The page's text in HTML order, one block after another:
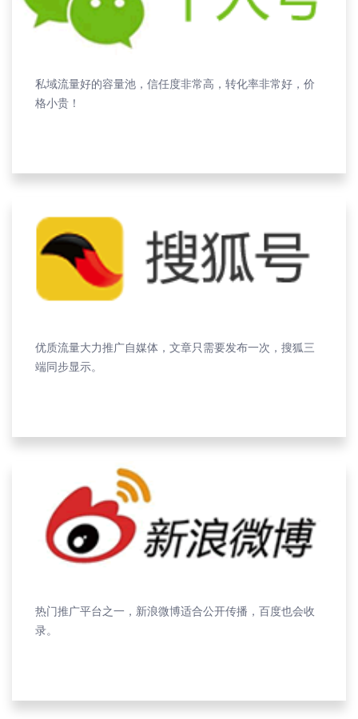
私域流量好的容量池，信任度非常高，转化率非常好，价
格小贵！
优质流量大力推广自媒体，文章只需要发布一次，搜狐三
端同步显示。
热门推广平台之一，新浪微博适合公开传播，百度也会收
录。